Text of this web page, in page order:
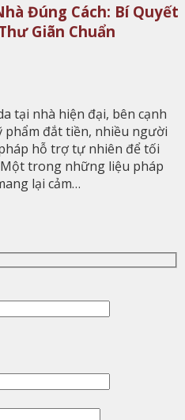
Đúng Cách: Bí Quyết
Giãn Chuẩn
tại nhà hiện đại, bên cạnh
phẩm đắt tiền, nhiều người
hỗ trợ tự nhiên để tối
trong những liệu pháp
lại cảm…